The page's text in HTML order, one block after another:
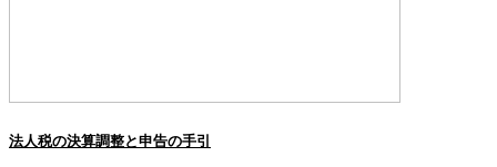
法人税の決算調整と申告の手引